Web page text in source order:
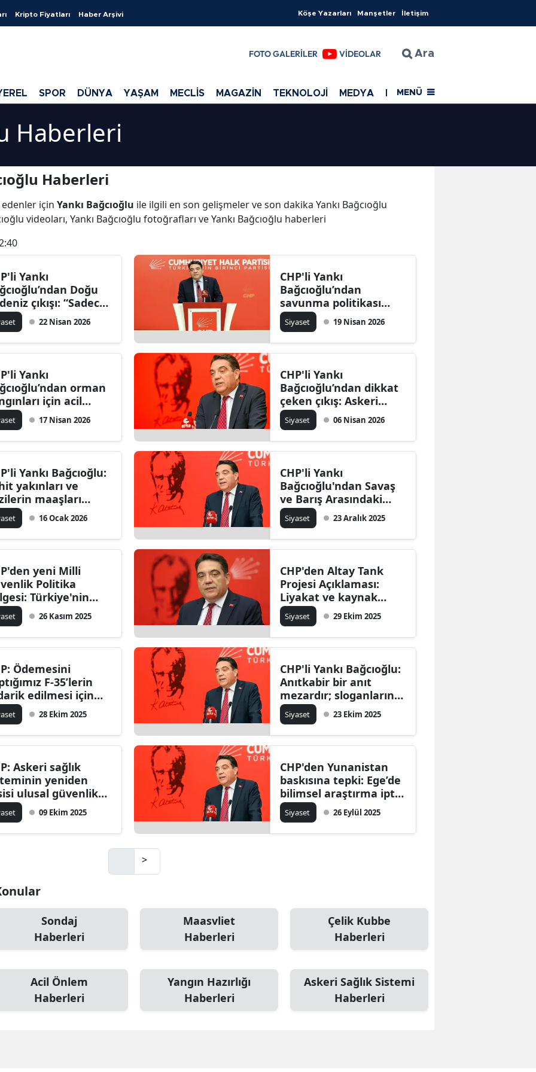
Kripto Fiyatları Haber Arşivi Köşe Yazarları Manşetler İletişim
FOTO GALERİLER VİDEOLAR Ara
SPOR DÜNYA YAŞAM MECLİS MAGAZİN TEKNOLOJİ MEDYA EĞİTİM SAĞLIK
MENÜ
Haberleri
Haberleri
için Yankı Bağcıoğlu ile ilgili en son gelişmeler ve son dakika Yankı Bağcıoğlu
videoları, Yankı Bağcıoğlu fotoğrafları ve Yankı Bağcıoğlu haberleri
Yankı
Doğu
çıkışı: “Sadece
yetmez”
22 Nisan 2026
CHP'li Yankı
Bağcıoğlu’ndan
savunma politikası
çıkışı: “Uçak gemisi
siyasi tercih, S-400
büyük hata”
Siyaset 19 Nisan 2026
Yankı
orman
için acil
çağrısı: Yaz
eksikler
17 Nisan 2026
CHP'li Yankı
Bağcıoğlu’ndan dikkat
çeken çıkış: Askeri
sağlık sistemi bir
zorunluluktur
Siyaset 06 Nisan 2026
Yankı Bağcıoğlu:
yakınları ve
maaşları
sınırının
16 Ocak 2026
CHP'li Yankı
Bağcıoğlu'ndan Savaş
ve Barış Arasındaki
Tehlikeli Denge Uyarısı
Siyaset 23 Aralık 2025
yeni Milli
Politika
Türkiye'nin
mimarisi
26 Kasım 2025
CHP'den Altay Tank
Projesi Açıklaması:
Liyakat ve kaynak
yönetimi şart!
Siyaset 29 Ekim 2025
Ödemesini
F-35’lerin
edilmesi için
bütün
kullanılmalı
28 Ekim 2025
CHP'li Yankı Bağcıoğlu:
Anıtkabir bir anıt
mezardır; sloganların,
tezahüratların ve
siyasi şovların yeri
değildir
Siyaset 23 Ekim 2025
Askeri sağlık
yeniden
ulusal güvenlik
için şart!
09 Ekim 2025
CHP'den Yunanistan
baskısına tepki: Ege’de
bilimsel araştırma iptal
edildi!
Siyaset 26 Eylül 2025
>
Sondaj
Haberleri
Maasvliet
Haberleri
Çelik Kubbe
Haberleri
Acil Önlem
Haberleri
Yangın Hazırlığı
Haberleri
Askeri Sağlık Sistemi
Haberleri